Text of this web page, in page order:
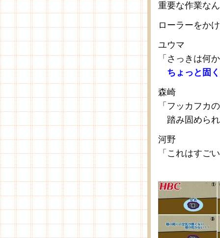
重要な作業な
ローラーをか
ユウマ
「さっきは何
ちょっと固
森崎
「フッカフカ
踏み固めら
河野
「これはすご